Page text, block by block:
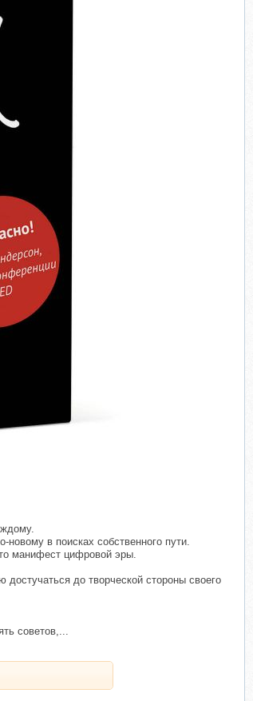
в поисках собственного пути.
манифест цифровой эры.
до творческой стороны своего
советов,...